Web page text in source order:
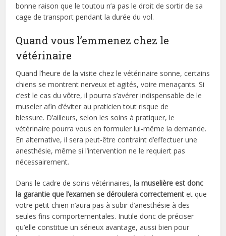
bonne raison que le toutou n’a pas le droit de sortir de sa
cage de transport pendant la durée du vol.
Quand vous l’emmenez chez le
vétérinaire
Quand l’heure de la visite chez le vétérinaire sonne, certains
chiens se montrent nerveux et agités, voire menaçants. Si
c’est le cas du vôtre, il pourra s’avérer indispensable de le
museler afin d’éviter au praticien tout risque de
blessure. D’ailleurs, selon les soins à pratiquer, le
vétérinaire pourra vous en formuler lui-même la demande.
En alternative, il sera peut-être contraint d’effectuer une
anesthésie, même si l’intervention ne le requiert pas
nécessairement.
Dans le cadre de soins vétérinaires, lamuselière est donc
la garantie que l’examen se déroulera correctement et que
votre petit chien n’aura pas à subir d’anesthésie à des
seules fins comportementales. Inutile donc de préciser
qu’elle constitue un sérieux avantage, aussi bien pour